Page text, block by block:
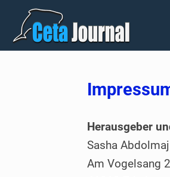
Herausgeber
Sasha
Am Vogelsang